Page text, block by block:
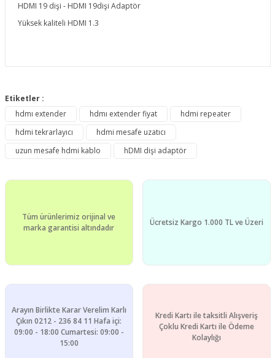
HDMI 19 dişi - HDMI 19dişi Adaptör
Yüksek kaliteli HDMI 1.3
konularda yetersiz gördüğünüz noktaları öneri formunu
Görüş ve önerileriniz için teşekkür ederiz.
Ürün resmi kalitesiz, bozuk veya görüntülenemiyor.
Ürün bilgilerinde hatalar bulunuyor.
Bu ürüne benzer farklı alternatifler olmalı.
Etiketler :
hdmı extender
hdmı extender fiyat
hdmi repeater
hdmi tekrarlayıcı
hdmi mesafe uzatıcı
uzun mesafe hdmi kablo
hDMI dişi adaptör
Tüm ürünlerimiz orijinal ve
marka garantisi altındadır
Ücretsiz Kargo 1.000 TL ve Üzeri
Arayın Birlikte Karar Verelim Karlı
Çıkın 0212 - 236 84 11 Hafa içi:
09:00 - 18:00 Cumartesi: 09:00 -
15:00
Kredi Kartı ile taksitli Alışveriş
Çoklu Kredi Kartı ile Ödeme
Kolaylığı